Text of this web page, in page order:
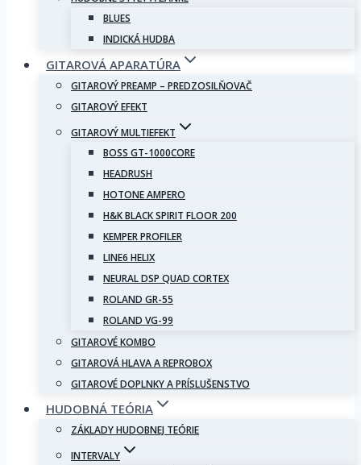
BLUES
INDICKÁ HUDBA
GITAROVÁ APARATÚRA
GITAROVÝ PREAMP – PREDZOSILŇOVAČ
GITAROVÝ EFEKT
GITAROVÝ MULTIEFEKT
BOSS GT-1000CORE
HEADRUSH
HOTONE AMPERO
H&K BLACK SPIRIT FLOOR 200
KEMPER PROFILER
LINE6 HELIX
NEURAL DSP QUAD CORTEX
ROLAND GR-55
ROLAND VG-99
GITAROVÉ KOMBO
GITAROVÁ HLAVA A REPROBOX
GITAROVÉ DOPLNKY A PRÍSLUŠENSTVO
HUDOBNÁ TEÓRIA
ZÁKLADY HUDOBNEJ TEÓRIE
INTERVALY